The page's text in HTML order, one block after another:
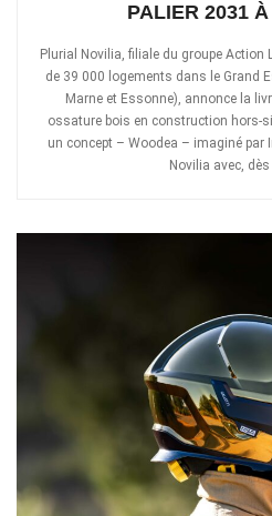
PALIER 2031
Plurial Novilia, filiale du groupe Action
de 39 000 logements dans le Grand
Marne et Essonne), annonce la
ossature bois en construction hors-
un concept – Woodea – imaginé par
Novilia avec,